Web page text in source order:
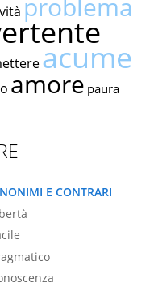
problema
acume
amore paura
E CONTRARI